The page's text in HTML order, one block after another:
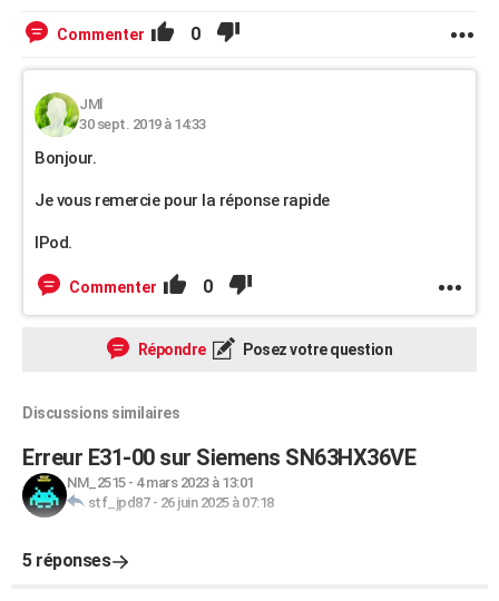
Commenter 0
JMl
30 sept. 2019 à 14:33
Bonjour.
Je vous remercie pour la réponse rapide
IPod.
Commenter 0
Répondre Posez votre question
Discussions similaires
Erreur E31-00 sur Siemens SN63HX36VE
NM_2515- 4 mars 2023 à 13:01
stf_jpd87- 26 juin 2025 à 07:18
5 réponses